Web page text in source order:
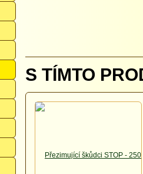
S TÍMTO